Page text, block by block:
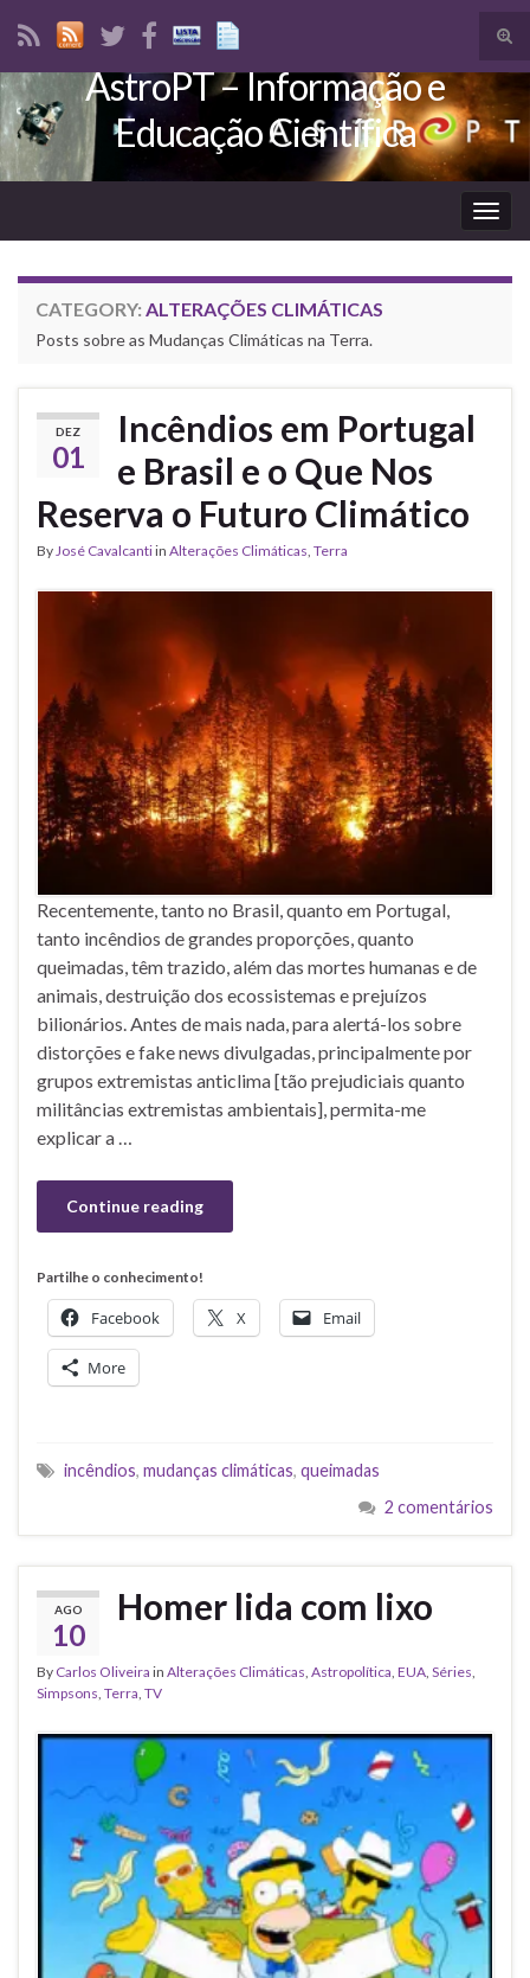
Search for:
AstroPT – Informação e
Educação Científica
CATEGORY: ALTERAÇÕES CLIMÁTICAS
Posts sobre as Mudanças Climáticas na Terra.
DEZ
01
Incêndios em Portugal
e Brasil e o Que Nos
Reserva o Futuro Climático
ByJosé Cavalcantiin Alterações Climáticas, Terra
Recentemente, tanto no Brasil, quanto em Portugal,
tanto incêndios de grandes proporções, quanto
queimadas, têm trazido, além das mortes humanas e de
animais, destruição dos ecossistemas e prejuízos
bilionários. Antes de mais nada, para alertá-los sobre
distorções e fake news divulgadas, principalmente por
grupos extremistas anticlima [tão prejudiciais quanto
militâncias extremistas ambientais], permita-me
explicar a …
Continue reading
Partilhe o conhecimento!
Facebook X Email
More
incêndios, mudanças climáticas, queimadas
2 comentários
AGO
10
Homer lida com lixo
By Carlos Oliveira in Alterações Climáticas, Astropolítica, EUA, Séries,
Simpsons, Terra, TV